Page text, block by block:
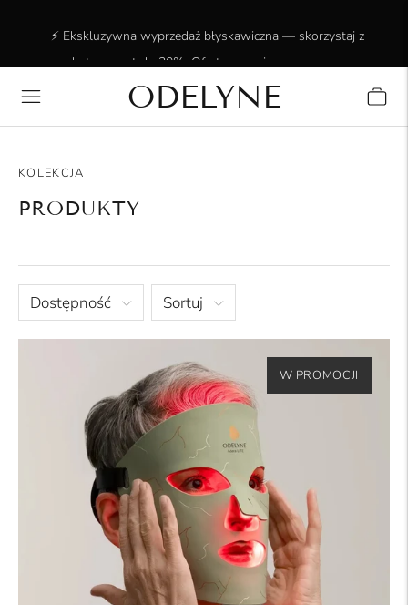
✨ Ponad 15 000 zadowolonych klientów! Dziękujemy za
ODELYNE
KOLEKCJA
PRODUKTY
Dostępność Sortuj
W PROMOCJI